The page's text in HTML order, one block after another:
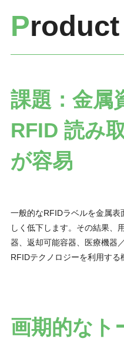
P
課題：金属
RFID 読み
が容易
一般的なRFIDラベルを金属
しく低下します。その結果、
器、返却可能容器、医療機器
RFIDテクノロジーを利用する
画期的なト